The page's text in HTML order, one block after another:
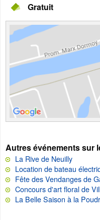
Gratuit
Autres événements sur
La Rive de Neuilly
Location de bateau
Fête des Vendanges de
Concours d'art floral de
La Belle Saison à la